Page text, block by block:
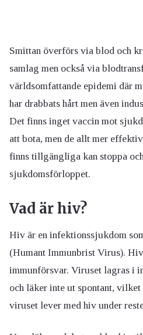
Smittan överförs via blod och
samlag men också via
världsomfattande epidemi där
har drabbats hårt men även
Det finns inget vaccin mot
att bota, men de allt mer
finns tillgängliga kan stoppa
sjukdomsförloppet.
Vad är hiv?
Hiv är en infektionssjukdom
(Humant Immunbrist Virus).
immunförsvar. Viruset lagras i
och läker inte ut spontant,
viruset lever med hiv under